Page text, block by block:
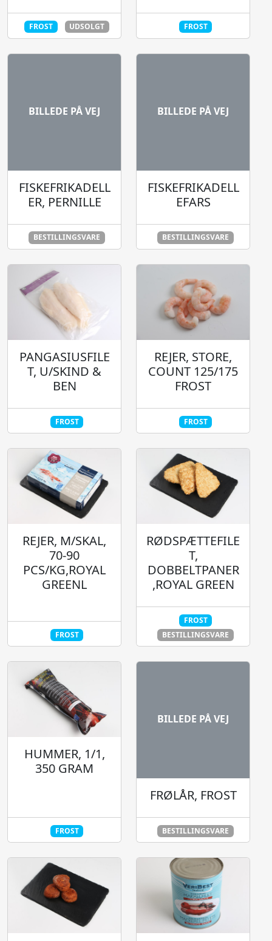
FROST UDSOLGT FROST
BILLEDE PÅ VEJ
FISKEFRIKADELL
ER, PERNILLE
BESTILLINGSVARE
BILLEDE PÅ VEJ
FISKEFRIKADELL
EFARS
BESTILLINGSVARE
PANGASIUSFILE
T, U/SKIND &
BEN
FROST
REJER, STORE,
COUNT 125/175
FROST
FROST
REJER, M/SKAL,
70-90
PCS/KG,ROYAL
GREENL
FROST
RØDSPÆTTEFILE
T,
DOBBELTPANER
,ROYAL GREEN
FROST
BESTILLINGSVARE
HUMMER, 1/1,
350 GRAM
FROST
BILLEDE PÅ VEJ
FRØLÅR, FROST
BESTILLINGSVARE